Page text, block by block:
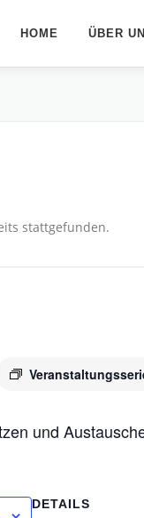
HOME ÜBER
stattgefunden.
und
DETAILS